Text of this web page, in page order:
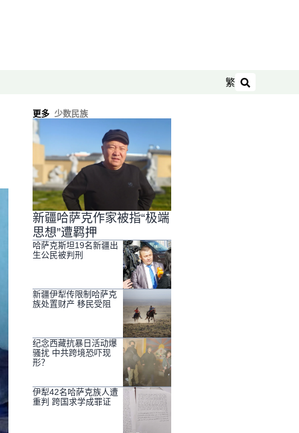
繁
搜索
更多 少数民族
新疆哈萨克作家被指“极端
思想”遭羁押
哈萨克斯坦19名新疆出
生公民被判刑
新疆伊犁传限制哈萨克
族处置财产 移民受阻
纪念西藏抗暴日活动爆
骚扰 中共跨境恐吓现
形？
伊犁42名哈萨克族人遭
重判 跨国求学成罪证